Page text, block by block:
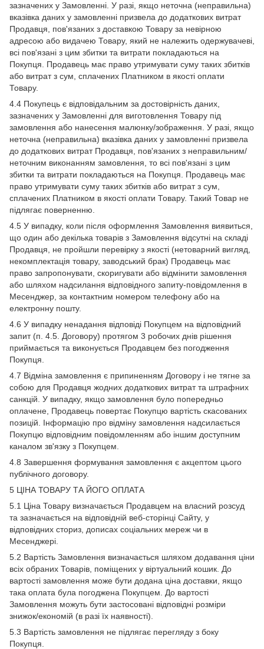
зазначених у Замовленні. У разі, якщо неточна (неправильна)
вказівка даних у замовленні призвела до додаткових витрат
Продавця, пов'язаних з доставкою Товару за невірною
адресою або видачею Товару, який не належить одержувачеві,
всі пов'язані з цим збитки та витрати покладаються на
Покупця. Продавець має право утримувати суму таких збитків
або витрат з сум, сплачених Платником в якості оплати
Товару.
4.4 Покупець є відповідальним за достовірність даних,
зазначених у Замовленні для виготовлення Товару під
замовлення або нанесення малюнку/зображення. У разі, якщо
неточна (неправильна) вказівка даних у замовленні призвела
до додаткових витрат Продавця, пов'язаних з неправильним/
неточним виконанням замовлення, то всі пов'язані з цим
збитки та витрати покладаються на Покупця. Продавець має
право утримувати суму таких збитків або витрат з сум,
сплачених Платником в якості оплати Товару. Такий Товар не
підлягає поверненню.
4.5 У випадку, коли після оформлення Замовлення виявиться,
що один або декілька товарів з Замовлення відсутні на складі
Продавця, не пройшли перевірку з якості (нетоварний вигляд,
некомплектація товару, заводський брак) Продавець має
право запропонувати, скоригувати або відмінити замовлення
або шляхом надсилання відповідного запиту-повідомлення в
Месенджер, за контактним номером телефону або на
електронну пошту.
4.6 У випадку ненадання відповіді Покупцем на відповідний
запит (п. 4.5. Договору) протягом 3 робочих днів рішення
приймається та виконується Продавцем без погодження
Покупця.
4.7 Відміна замовлення є припиненням Договору і не тягне за
собою для Продавця жодних додаткових витрат та штрафних
санкцій. У випадку, якщо замовлення було попередньо
оплачене, Продавець повертає Покупцю вартість скасованих
позицій. Інформацію про відміну замовлення надсилається
Покупцю відповідним повідомленням або іншим доступним
каналом зв'язку з Покупцем.
4.8 Завершення формування замовлення є акцептом цього
публічного договору.
5 ЦІНА ТОВАРУ ТА ЙОГО ОПЛАТА
5.1 Ціна Товару визначається Продавцем на власний розсуд
та зазначається на відповідній веб-сторінці Сайту, у
відповідних сториз, дописах соціальних мереж чи в
Месенджері.
5.2 Вартість Замовлення визначається шляхом додавання ціни
всіх обраних Товарів, поміщених у віртуальний кошик. До
вартості замовлення може бути додана ціна доставки, якщо
така оплата була погоджена Покупцем. До вартості
Замовлення можуть бути застосовані відповідні розміри
знижок/економій (в разі їх наявності).
5.3 Вартість замовлення не підлягає перегляду з боку
Покупця.